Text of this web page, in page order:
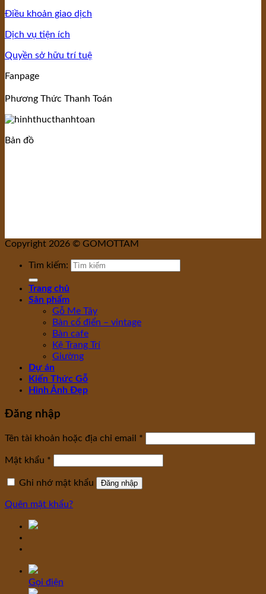
Điều khoản giao dịch
Dịch vụ tiện ích
Quyền sở hữu trí tuệ
Fanpage
Phương Thức Thanh Toán
Bản đồ
Copyright 2026 © GOMOTTAM
Tìm kiếm:
Trang chủ
Sản phẩm
Gỗ Me Tây
Bàn cổ điển – vintage
Bàn cafe
Kệ Trang Trí
Giường
Dự án
Kiến Thức Gỗ
Hình Ảnh Đẹp
Đăng nhập
Tên tài khoản hoặc địa chỉ email *
Mật khẩu *
Ghi nhớ mật khẩu Đăng nhập
Quên mật khẩu?
Gọi điện